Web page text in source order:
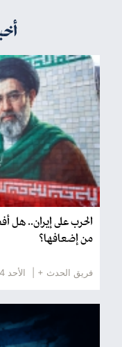
الحرب على إيران.. هل
من إضعافها؟
فريق الحدث + | الأحد 2026/06/14